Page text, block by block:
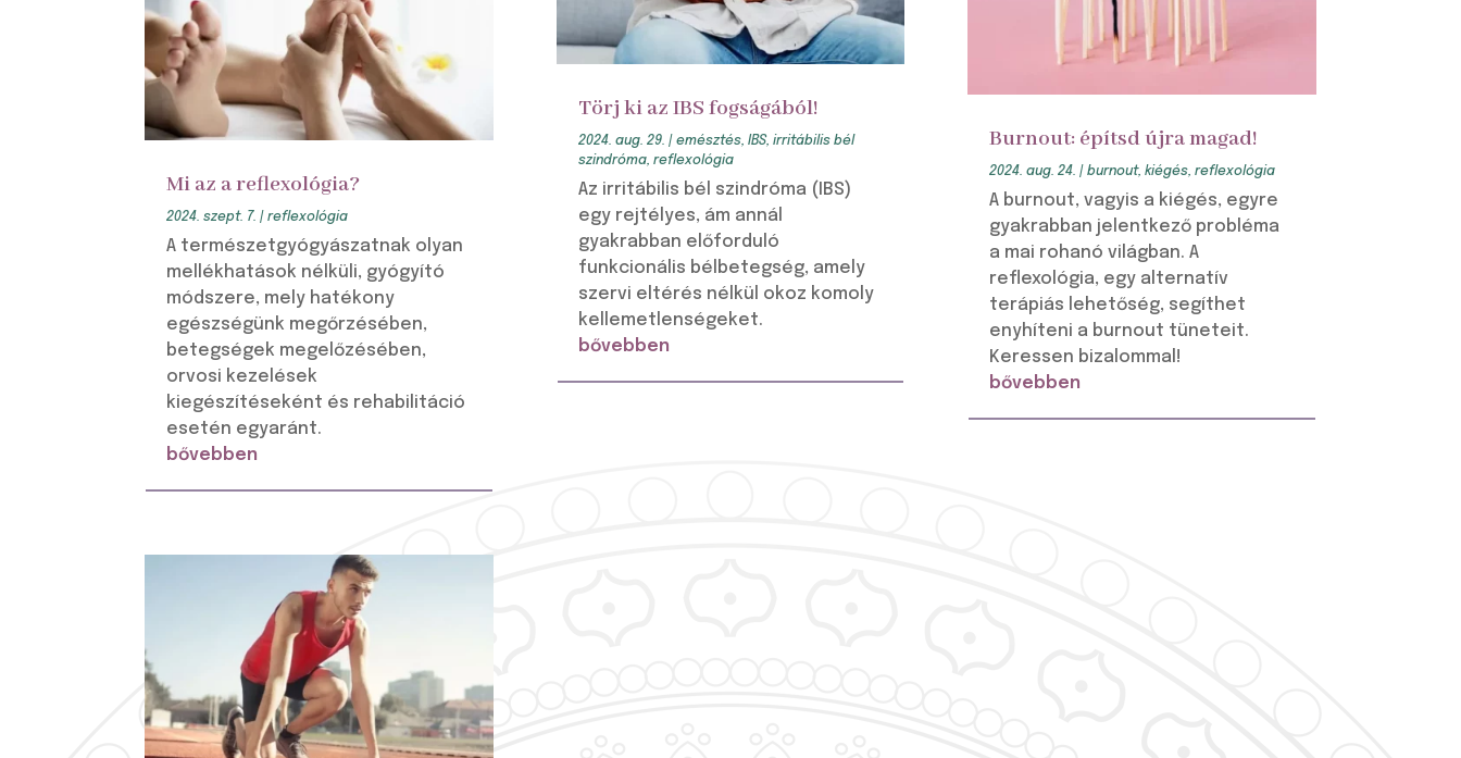
Mi az a reflexológia?
2024. szept. 7. |reflexológia
A természetgyógyászatnak olyan
mellékhatások nélküli, gyógyító
módszere, mely hatékony
egészségünk megőrzésében,
betegségek megelőzésében,
orvosi kezelések
kiegészítéseként és rehabilitáció
esetén egyaránt.
bővebben
Törj ki az IBS fogságából!
2024. aug. 29. | emésztés, IBS, irritábilis bél
szindróma, reflexológia
Az irritábilis bél szindróma (IBS)
egy rejtélyes, ám annál
gyakrabban előforduló
funkcionális bélbetegség, amely
szervi eltérés nélkül okoz komoly
kellemetlenségeket.
bővebben
Burnout: építsd újra magad!
2024. aug. 24. | burnout, kiégés, reflexológia
A burnout, vagyis a kiégés, egyre
gyakrabban jelentkező probléma
a mai rohanó világban. A
reflexológia, egy alternatív
terápiás lehetőség, segíthet
enyhíteni a burnout tüneteit.
Keressen bizalommal!
bővebben